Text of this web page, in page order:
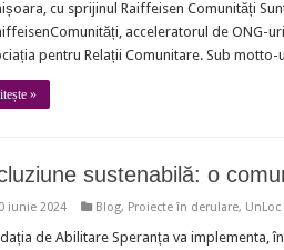
cu sprijinul Raiffeisen Comunități
acceleratorul de ONG-
pentru Relații Comunitare. Sub
»
sustenabilă: o
iunie 2024 Blog, Proiecte în derulare, UnLoc
de Abilitare Speranța va implementa,